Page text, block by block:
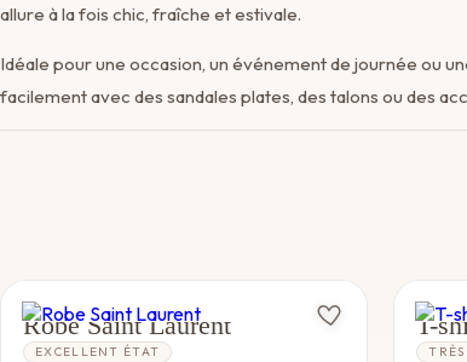
allure à la fois chic, fraîche et estivale.
Idéale pour une occasion, un événement de journée ou
facilement avec des sandales plates, des talons ou des
YVES SAINT LAURENT
Robe Saint Laurent
EXCELLENT ÉTAT
T-